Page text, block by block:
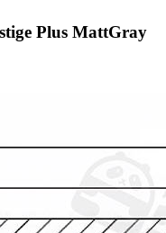
Plus MattGray